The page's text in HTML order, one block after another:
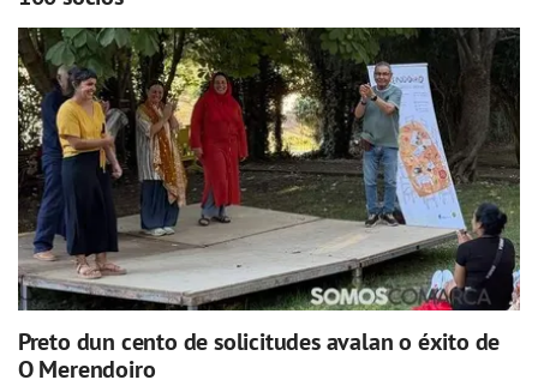
Preto dun cento de solicitudes avalan o éxito de
O Merendoiro